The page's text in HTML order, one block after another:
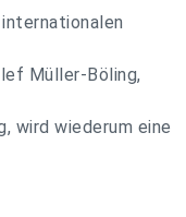
Müller-Böling,
wird wiederum eine